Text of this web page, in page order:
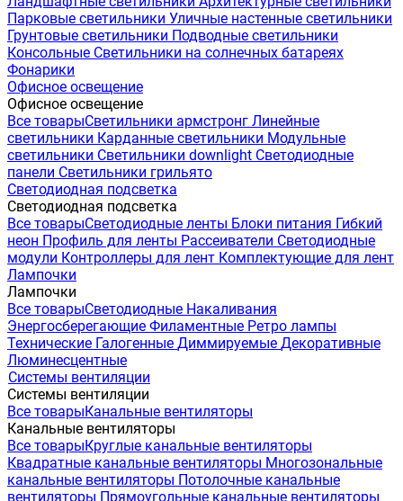
Парковые светильники Уличные настенные светильники
Грунтовые светильники Подводные светильники
Консольные Светильники на солнечных батареях
Фонарики
Офисное освещение
Офисное освещение
Все товарыСветильники армстронг Линейные
светильники Карданные светильники Модульные
светильники Светильники downlight Светодиодные
панели Светильники грильято
Светодиодная подсветка
Светодиодная подсветка
Все товарыСветодиодные ленты Блоки питания Гибкий
неон Профиль для ленты Рассеиватели Светодиодные
модули Контроллеры для лент Комплектующие для лент
Лампочки
Лампочки
Все товарыСветодиодные Накаливания
Энергосберегающие Филаментные Ретро лампы
Технические Галогенные Диммируемые Декоративные
Люминесцентные
Системы вентиляции
Системы вентиляции
Все товарыКанальные вентиляторы
Канальные вентиляторы
Все товарыКруглые канальные вентиляторы
Квадратные канальные вентиляторы Многозональные
канальные вентиляторы Потолочные канальные
вентиляторы Прямоугольные канальные вентиляторы